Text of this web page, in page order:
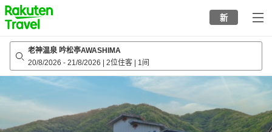
to
top
page
新
老神温泉 吟松亭AWASHIMA
20/8/2026 - 21/8/2026 2位住客 1间